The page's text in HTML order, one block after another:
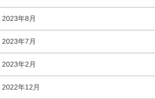
2023年8月
2023年7月
2023年2月
2022年12月